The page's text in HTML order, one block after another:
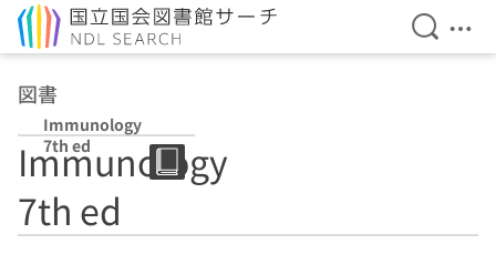
検索を
メ
図書
Immunology
7th ed
Immunology
7th ed